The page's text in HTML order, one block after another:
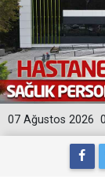
07 Ağustos 2026